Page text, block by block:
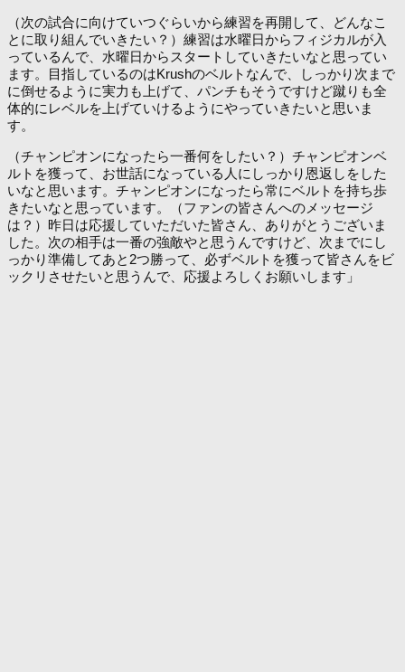
（次の試合に向けていつぐらいから練習を再開して、どんなこ
とに取り組んでいきたい？）練習は水曜日からフィジカルが入
っているんで、水曜日からスタートしていきたいなと思ってい
ます。目指しているのはKrushのベルトなんで、しっかり次まで
に倒せるように実力も上げて、パンチもそうですけど蹴りも全
体的にレベルを上げていけるようにやっていきたいと思いま
す。
（チャンピオンになったら一番何をしたい？）チャンピオンベ
ルトを獲って、お世話になっている人にしっかり恩返しをした
いなと思います。チャンピオンになったら常にベルトを持ち歩
きたいなと思っています。（ファンの皆さんへのメッセージ
は？）昨日は応援していただいた皆さん、ありがとうございま
した。次の相手は一番の強敵やと思うんですけど、次までにし
っかり準備してあと2つ勝って、必ずベルトを獲って皆さんをビ
ックリさせたいと思うんで、応援よろしくお願いします」